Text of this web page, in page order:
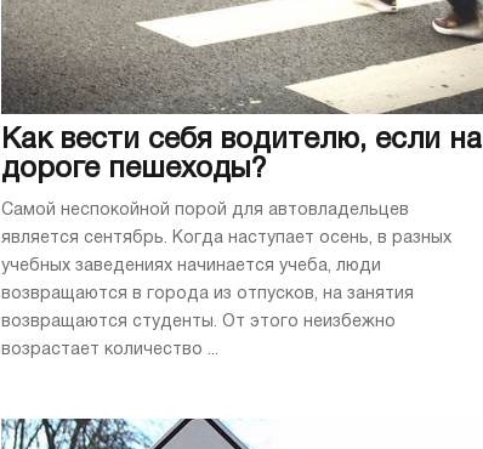
Как вести себя водителю, если на
дороге пешеходы?
Самой неспокойной порой для автовладельцев
является сентябрь. Когда наступает осень, в разных
учебных заведениях начинается учеба, люди
возвращаются в города из отпусков, на занятия
возвращаются студенты. От этого неизбежно
возрастает количество ...